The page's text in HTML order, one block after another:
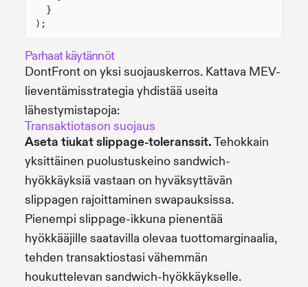
}
);
Parhaat käytännöt
DontFront on yksi suojauskerros. Kattava MEV-
lieventämisstrategia yhdistää useita
lähestymistapoja:
Transaktiotason suojaus
Aseta tiukat slippage-toleranssit.Tehokkain
yksittäinen puolustuskeino sandwich-
hyökkäyksiä vastaan on hyväksyttävän
slippagen rajoittaminen swapauksissa.
Pienempi slippage-ikkuna pienentää
hyökkääjille saatavilla olevaa tuottomarginaalia,
tehden transaktiostasi vähemmän
houkuttelevan sandwich-hyökkäykselle.